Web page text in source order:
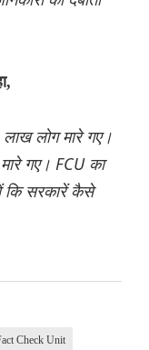
लोग मारे गए।
गए। FCU का
कि सरकारें कैसे
Check Unit